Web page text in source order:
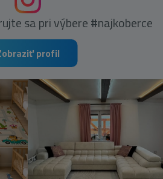
sa pri výbere #najkoberce
profil